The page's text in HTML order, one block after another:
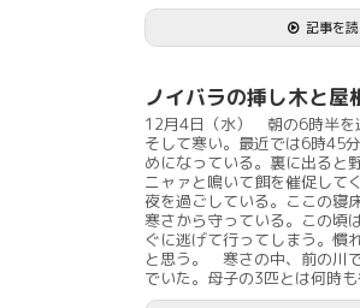
記事を
ノイバラの挿し木と屋
12月4日（水） 朝の6時半を
そして寒い。最近では6時45
めになっている。裏に出ると
ニャァと鳴いて餌を催促して
夜を過ごしている。ここの寝
寒さから守っている。この頃
ぐに逃げて行ってしまう。慣
と思う。 寒さの中、前の川
でいた。母子の3匹とは何時